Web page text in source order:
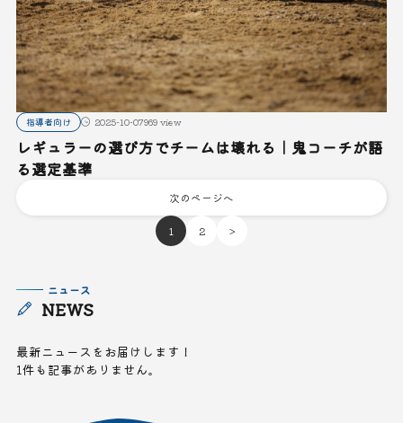
指導者向け 2025-10-07969 view
レギュラーの選び方でチームは壊れる｜鬼コーチが語
る選定基準
次のページへ
1 2 >
NEWS
ニュース
最新ニュースをお届けします！
1件も記事がありません。